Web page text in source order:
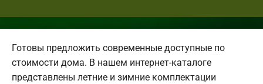
Готовы предложить современные доступные по
стоимости дома. В нашем интернет-каталоге
представлены летние и зимние комплектации